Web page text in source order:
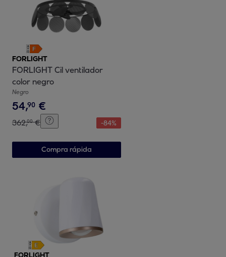
FORLIGHT
FORLIGHT Cil ventilador
color negro
Negro
54,90 €
362,00 € -84%
Compra rápida
FORLIGHT